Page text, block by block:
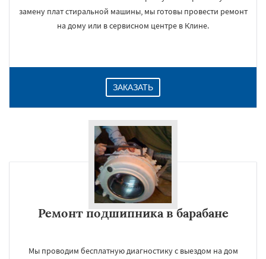
замену плат стиральной машины, мы готовы провести ремонт
на дому или в сервисном центре в Клине.
ЗАКАЗАТЬ
Ремонт подшипника в барабане
Мы проводим бесплатную диагностику с выездом на дом